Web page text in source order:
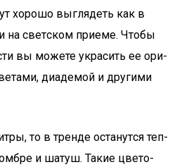
хоро­шо выгля­деть как в
на свет­ском при­е­ме. Что­бы
вы може­те укра­сить ее ори­
диа­де­мой и дру­ги­ми
то в трен­де оста­нут­ся теп­
и шатуш. Такие цве­то­